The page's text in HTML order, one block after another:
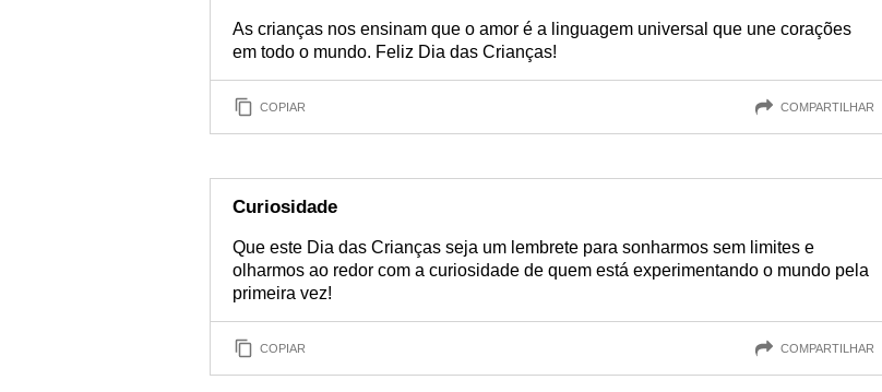
As crianças nos ensinam que o amor é a linguagem universal que une corações
em todo o mundo. Feliz Dia das Crianças!
COPIAR COMPARTILHAR
Curiosidade
Que este Dia das Crianças seja um lembrete para sonharmos sem limites e
olharmos ao redor com a curiosidade de quem está experimentando o mundo pela
primeira vez!
COPIAR COMPARTILHAR